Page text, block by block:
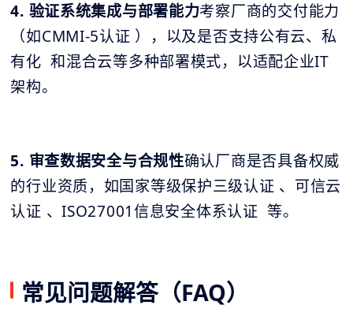
4. 验证系统集成与部署能力考察厂商的交付能力
（如CMMI-5认证 ），以及是否支持公有云、私
有化 和混合云等多种部署模式，以适配企业IT
架构。
5. 审查数据安全与合规性确认厂商是否具备权威
的行业资质，如国家等级保护三级认证 、可信云
认证 、ISO27001信息安全体系认证 等。
常见问题解答（FAQ）